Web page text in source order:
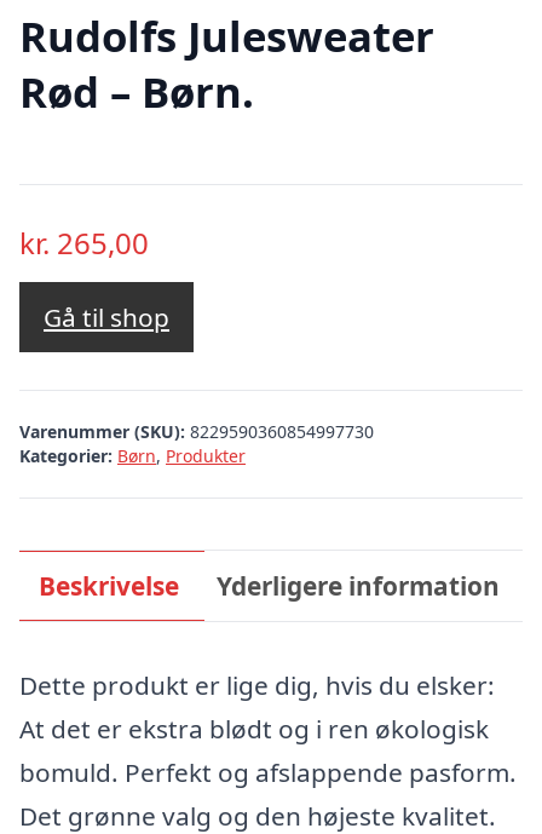
Rudolfs Julesweater
Rød – Børn.
kr. 265,00
Gå til shop
Varenummer (SKU): 8229590360854997730
Kategorier: Børn, Produkter
Beskrivelse Yderligere information
Dette produkt er lige dig, hvis du elsker:
At det er ekstra blødt og i ren økologisk
bomuld. Perfekt og afslappende pasform.
Det grønne valg og den højeste kvalitet.